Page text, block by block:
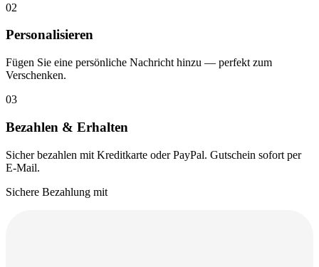
02
Personalisieren
Fügen Sie eine persönliche Nachricht hinzu — perfekt zum
Verschenken.
03
Bezahlen & Erhalten
Sicher bezahlen mit Kreditkarte oder PayPal. Gutschein sofort per
E-Mail.
Sichere Bezahlung mit